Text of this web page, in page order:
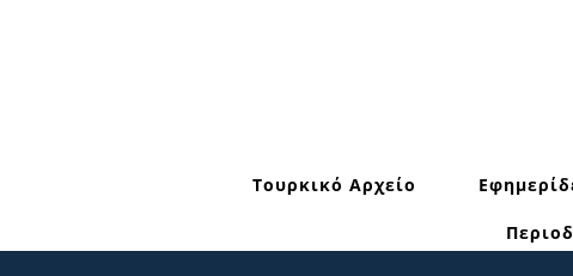
Τουρκικό Αρχείο